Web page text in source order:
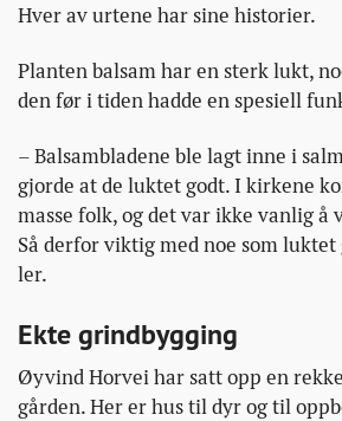
Hver av urtene har sine historier.
Planten balsam har en sterk lukt,
den før i tiden hadde en spesiell
– Balsambladene ble lagt inne i
gjorde at de luktet godt. I kirkene
masse folk, og det var ikke vanlig å
Så derfor viktig med noe som luktet
ler.
Ekte grindbygging
Øyvind Horvei har satt opp en
gården. Her er hus til dyr og til